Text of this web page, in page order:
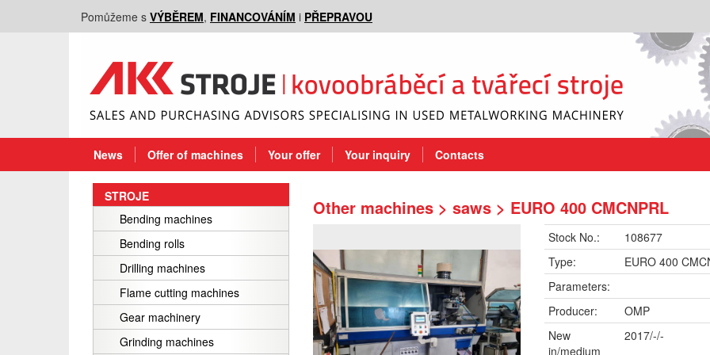
Pomůžeme s VÝBĚREM, FINANCOVÁNÍM i PŘEPRAVOU
News Offer of machines Your offer Your inquiry Contacts
STROJE
Bending machines
Bending rolls
Drilling machines
Flame cutting machines
Gear machinery
Grinding machines
Other machines > saws > EURO 400 CMCNPRL
Stock No.:
108677
Type:
EURO 400
Parameters:
Producer:
OMP
New
in/medium
2017/-/-